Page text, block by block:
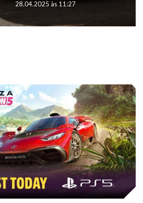
28.04.2025 às 11:27